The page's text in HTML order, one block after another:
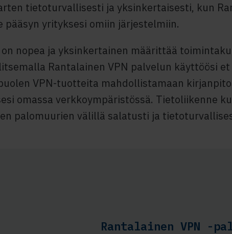
tietoturvallisesti ja yksinkertaisesti, kun
pääsyn yrityksesi omiin järjestelmiin.
nopea ja yksinkertainen määrittää
Rantalainen VPN palvelun käyttöösi
VPN-tuotteita mahdollistamaan
omassa verkkoympäristössä. Tietoliikenne
palomuurien välillä salatusti ja
Rantalainen VPN -